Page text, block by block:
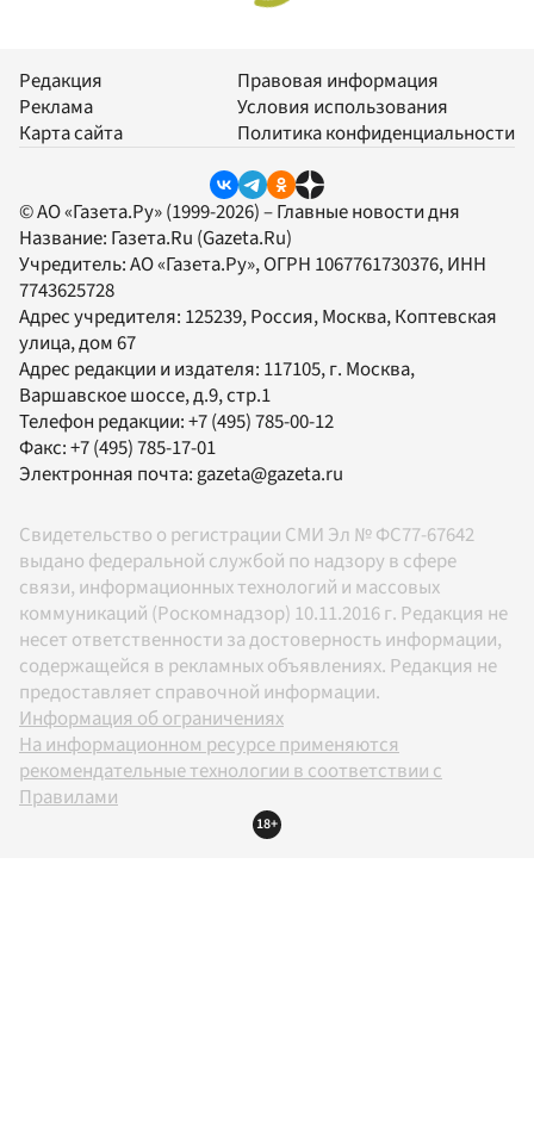
Редакция
Реклама
Карта сайта
Правовая информация
Условия использования
Политика конфиденциальности
© АО «Газета.Ру» (1999-2026) – Главные новости дня
Название: Газета.Ru (Gazeta.Ru)
Учредитель:АО «Газета.Ру», ОГРН 1067761730376, ИНН
7743625728
Адрес учредителя: 125239, Россия, Москва, Коптевская
улица, дом 67
Адрес редакции и издателя: 117105, г. Москва,
Варшавское шоссе, д.9, стр.1
Телефон редакции:+7 (495) 785-00-12
Факс:+7 (495) 785-17-01
Электронная почта:gazeta@gazeta.ru
Свидетельство о регистрации СМИ Эл № ФС77-67642
выдано федеральной службой по надзору в сфере
связи, информационных технологий и массовых
коммуникаций (Роскомнадзор) 10.11.2016 г. Редакция не
несет ответственности за достоверность информации,
содержащейся в рекламных объявлениях. Редакция не
предоставляет справочной информации.
Информация об ограничениях
На информационном ресурсе применяются
рекомендательные технологии в соответствии с
Правилами
18+